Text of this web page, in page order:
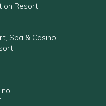
Resort
Spa & Casino